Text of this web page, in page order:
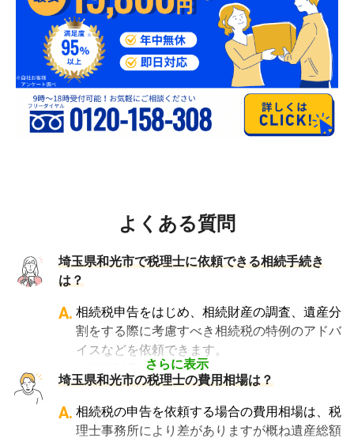
よくある質問
埼玉県和光市で税理士に依頼できる相続手続き
は？
さらに表示
A. 相続税申告をはじめ、相続財産の調査、遺産分
割をする際に考慮すべき相続税の特例のアドバ
イスなどを依頼できます。
・相続財産の調査
・特例等を適用した申告の遺産分割協議書の作
成
・相続税の申告や準確定申告
埼玉県和光市の税理士の費用相場は？
A. 相続税の申告を依頼する場合の費用相場は、税
理士事務所により差がありますが概ね遺産総額